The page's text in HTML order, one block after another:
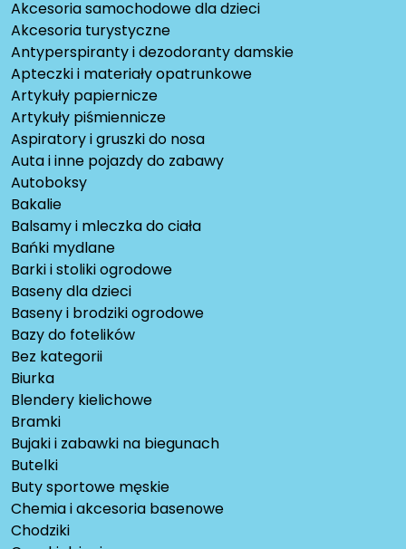
Akcesoria samochodowe dla dzieci
Akcesoria turystyczne
Antyperspiranty i dezodoranty damskie
Apteczki i materiały opatrunkowe
Artykuły papiernicze
Artykuły piśmiennicze
Aspiratory i gruszki do nosa
Auta i inne pojazdy do zabawy
Autoboksy
Bakalie
Balsamy i mleczka do ciała
Bańki mydlane
Barki i stoliki ogrodowe
Baseny dla dzieci
Baseny i brodziki ogrodowe
Bazy do fotelików
Bez kategorii
Biurka
Blendery kielichowe
Bramki
Bujaki i zabawki na biegunach
Butelki
Buty sportowe męskie
Chemia i akcesoria basenowe
Chodziki